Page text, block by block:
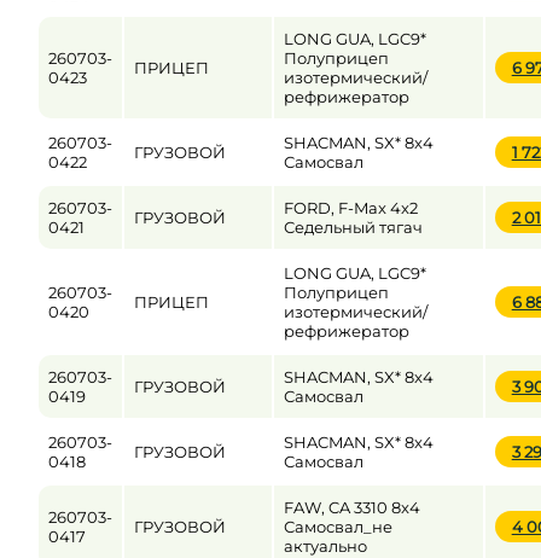
260703-
0423
ПРИЦЕП
LONG GUA, LGC9*
Полуприцеп
изотермический/
рефрижератор
6
260703-
0422
ГРУЗОВОЙ
SHACMAN, SX* 8x4
Самосвал
1
260703-
0421
ГРУЗОВОЙ
FORD, F-Max 4x2
Седельный тягач
2
260703-
0420
ПРИЦЕП
LONG GUA, LGC9*
Полуприцеп
изотермический/
рефрижератор
6
260703-
0419
ГРУЗОВОЙ
SHACMAN, SX* 8x4
Самосвал
3
260703-
0418
ГРУЗОВОЙ
SHACMAN, SX* 8x4
Самосвал
3
260703-
0417
ГРУЗОВОЙ
FAW, CA 3310 8x4
Самосвал_не
актуально
4